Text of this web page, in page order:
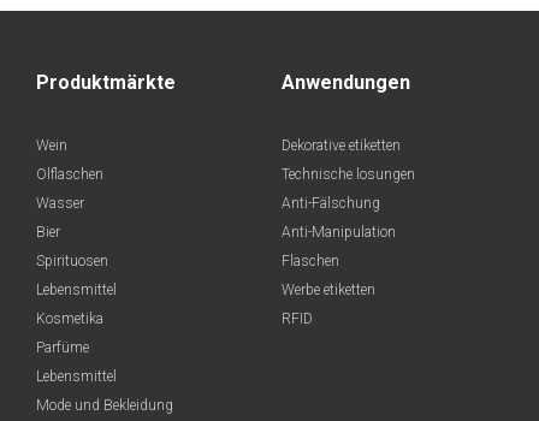
Produktmärkte
Wein
Olflaschen
Wasser
Bier
Spirituosen
Lebensmittel
Kosmetika
Parfüme
Lebensmittel
Mode und Bekleidung
Anwendungen
Dekorative etiketten
Technische losungen
Anti-Fälschung
Anti-Manipulation
Flaschen
Werbe etiketten
RFID